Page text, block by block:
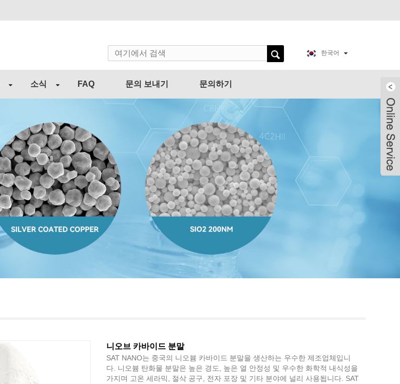
한국어
소식 FAQ 문의 보내기 문의하기
니오브 카바이드 분말
SAT NANO는 중국의 니오븀 카바이드 분말을 생산하는 우수한 제조업체입니
다. 니오븀 탄화물 분말은 높은 경도, 높은 열 안정성 및 우수한 화학적 내식성을
가지며 고온 세라믹, 절삭 공구, 전자 포장 및 기타 분야에 널리 사용됩니다. SAT